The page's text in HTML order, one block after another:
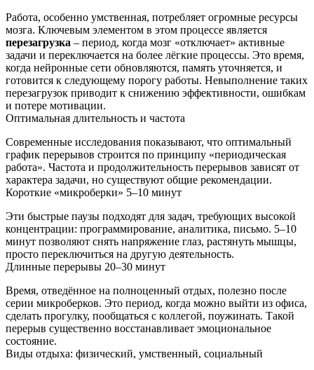
Работа, особенно умственная, потребляет огромные ресурсы
мозга. Ключевым элементом в этом процессе является
перезагрузка – период, когда мозг «отключает» активные
задачи и переключается на более лёгкие процессы. Это время,
когда нейронные сети обновляются, память уточняется, и
готовится к следующему порогу работы. Невыполнение таких
перезагрузок приводит к снижению эффективности, ошибкам
и потере мотивации.
Оптимальная длительность и частота
Современные исследования показывают, что оптимальный
график перерывов строится по принципу «периодическая
работа». Частота и продолжительность перерывов зависят от
характера задачи, но существуют общие рекомендации.
Короткие «микроберки» 5–10 минут
Эти быстрые паузы подходят для задач, требующих высокой
концентрации: программирование, аналитика, письмо. 5–10
минут позволяют снять напряжение глаз, растянуть мышцы,
просто переключиться на другую деятельность.
Длинные перерывы 20–30 минут
Время, отведённое на полноценный отдых, полезно после
серии микроберков. Это период, когда можно выйти из офиса,
сделать прогулку, пообщаться с коллегой, поужинать. Такой
перерыв существенно восстанавливает эмоциональное
состояние.
Виды отдыха: физический, умственный, социальный